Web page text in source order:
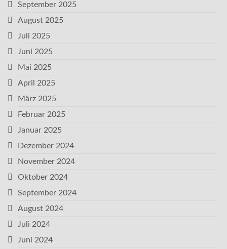
September 2025
August 2025
Juli 2025
Juni 2025
Mai 2025
April 2025
März 2025
Februar 2025
Januar 2025
Dezember 2024
November 2024
Oktober 2024
September 2024
August 2024
Juli 2024
Juni 2024